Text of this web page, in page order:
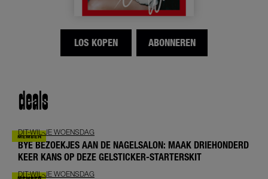
LOS KOPEN ABONNEREN
deals
DIT-WIL-JE WOENSDAG
BYE BEZOEKJES AAN DE NAGELSALON: MAAK DRIEHONDERD
KEER KANS OP DEZE GELSTICKER-STARTERSKIT
DIT-WIL-JE WOENSDAG